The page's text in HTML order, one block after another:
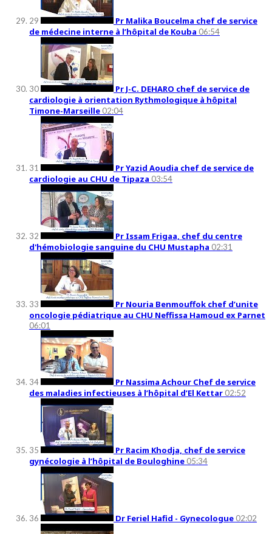
29
Pr Malika Boucelma chef de service
de médecine interne à l’hôpital de Kouba 06:54
30
Pr J-C. DEHARO chef de service de
cardiologie à orientation Rythmologique à hôpital
Timone-Marseille 02:04
31
Pr Yazid Aoudia chef de service de
cardiologie au CHU de Tipaza 03:54
32
Pr Issam Frigaa, chef du centre
d'hémobiologie sanguine du CHU Mustapha 02:31
33
Pr Nouria Benmouffok chef d’unite
oncologie pédiatrique au CHU Neffissa Hamoud ex Parnet
06:01
34
Pr Nassima Achour Chef de service
des maladies infectieuses à l’hôpital d’El Kettar 02:52
35
Pr Racim Khodja, chef de service
gynécologie à l’hôpital de Bouloghine 05:34
36 Dr Feriel Hafid - Gynecologue 02:02